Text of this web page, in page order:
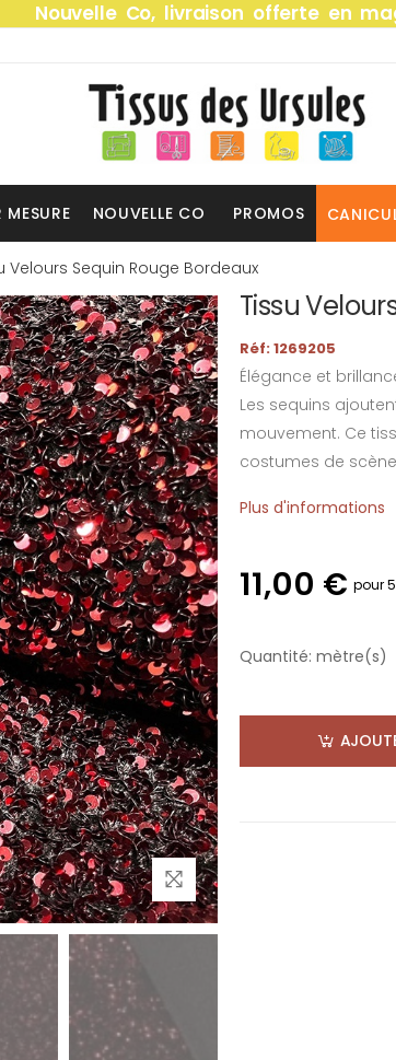
Nouvelle Co, livraison offerte en
MESURE NOUVELLE CO PROMOS
Velours Sequin Rouge Bordeaux
Tissu
Réf: 1269205
Élégance et
Les sequins
mouvement. Ce
costumes de
Plus d'informations
11,00 € pour
Quantité: mètre(s)